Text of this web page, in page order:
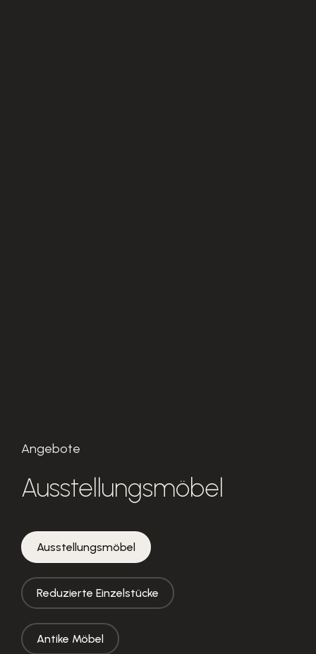
Angebote
Ausstellungsmöbel
Ausstellungsmöbel
Reduzierte Einzelstücke
Antike Möbel